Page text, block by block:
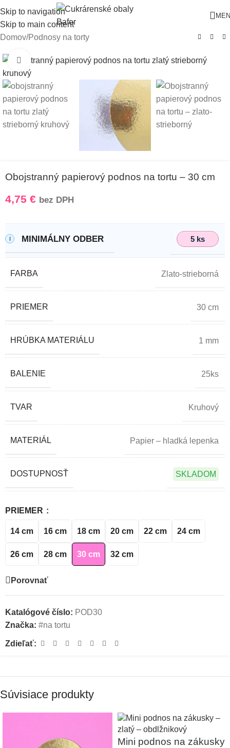
Skip to navigation
Skip to main content
Domov/Podnosy na torty
Klikni pre zväčšenie
Obojstranný papierový podnos na tortu – 30 cm
4,75 € bez DPH
MINIMÁLNY ODBER 5 ks
FARBA Zlato-strieborná
PRIEMER 30 cm
HRÚBKA MATERIÁLU 1 mm
BALENIE 25ks
TVAR Kruhový
MATERIÁL Papier – hladká lepenka
DOSTUPNOSŤ SKLADOM
PRIEMER
14 cm 16 cm 18 cm 20 cm 22 cm 24 cm
26 cm 28 cm 30 cm 32 cm
Porovnať
Katalógové číslo: POD30
Značka: #na tortu
Zdieľať:
Súvisiace produkty
Mini podnos na zákusky